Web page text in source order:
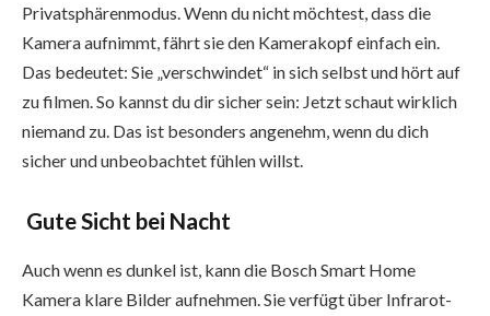
Privatsphärenmodus. Wenn du nicht möchtest, dass die
Kamera aufnimmt, fährt sie den Kamerakopf einfach ein.
Das bedeutet: Sie „verschwindet“ in sich selbst und hört auf
zu filmen. So kannst du dir sicher sein: Jetzt schaut wirklich
niemand zu. Das ist besonders angenehm, wenn du dich
sicher und unbeobachtet fühlen willst.
Gute Sicht bei Nacht
Auch wenn es dunkel ist, kann die Bosch Smart Home
Kamera klare Bilder aufnehmen. Sie verfügt über Infrarot-